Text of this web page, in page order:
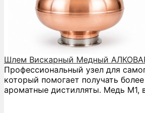
Шлем Вискарный Медный
Профессиональный узел для
который помогает получать
ароматные дистилляты. Медь М1,